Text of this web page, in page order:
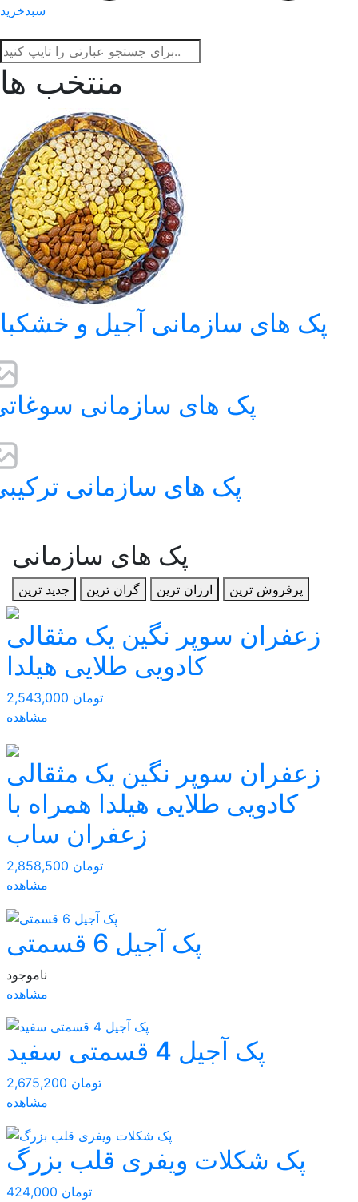
سبدخرید
منتخب ها
پک های سازمانی آجیل و
پک های سازمانی
پک های سازمانی
پک های سازمانی
جدید ترین گران ترین ارزان ترین پرفروش ترین
زعفران سوپر نگین یک مثقالی
کادویی طلایی هیلدا
2,543,000 تومان
مشاهده
زعفران سوپر نگین یک مثقالی
کادویی طلایی هیلدا همراه با
زعفران ساب
2,858,500 تومان
مشاهده
پک آجیل 6 قسمتی
ناموجود
مشاهده
پک آجیل 4 قسمتی سفید
2,675,200 تومان
مشاهده
پک شکلات ویفری قلب بزرگ
424,000 تومان